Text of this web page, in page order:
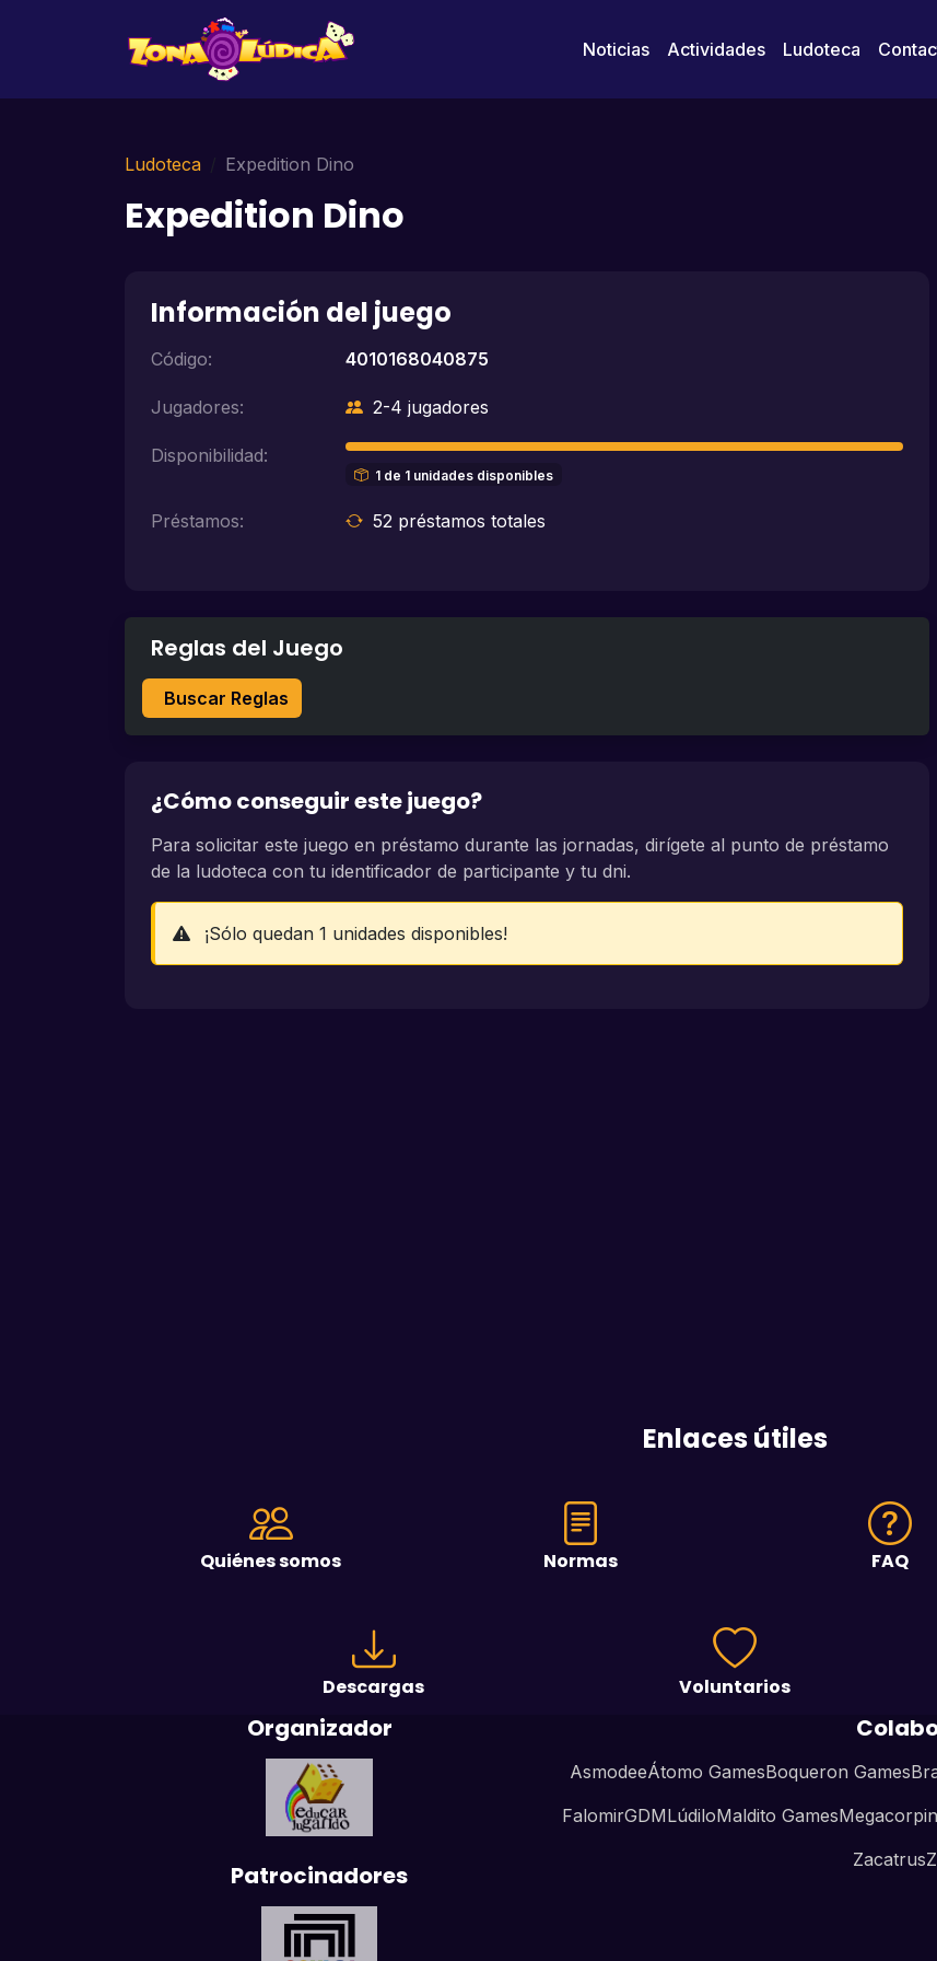
Noticias Actividades Ludoteca
Ludoteca Expedition Dino
Expedition Dino
Información del juego
Código: 4010168040875
Jugadores: 2-4 jugadores
Disponibilidad:
1 de 1 unidades disponibles
Préstamos: 52 préstamos totales
Reglas del Juego
Buscar Reglas
¿Cómo conseguir este juego?
Para solicitar este juego en préstamo durante las jornadas, dirígete al punto de préstamo
de la ludoteca con tu identificador de participante y tu dni.
¡Sólo quedan 1 unidades disponibles!
Enlaces útiles
Quiénes somos Normas FAQ
Descargas Voluntarios
Organizador
Patrocinadores
AsmodeeÁtomo GamesBoqueron Games
FalomirGDMLúdiloMaldito Games
Zacatrus